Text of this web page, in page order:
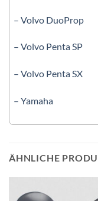
– Volvo DuoProp
– Volvo Penta SP
– Volvo Penta SX
– Yamaha
ÄHNLICHE